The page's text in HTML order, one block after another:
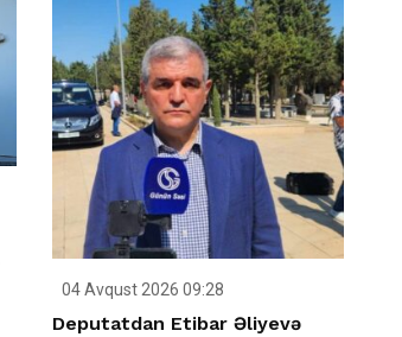
04 Avqust 2026 09:28
Deputatdan Etibar Əliyevə